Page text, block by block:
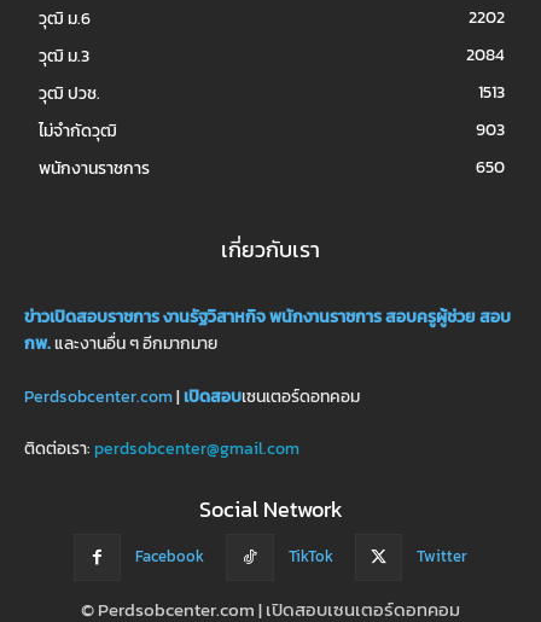
วุฒิ ม.6
2202
วุฒิ ม.3
2084
วุฒิ ปวช.
1513
ไม่จำกัดวุฒิ
903
พนักงานราชการ
650
เกี่ยวกับเรา
ข่าวเปิดสอบราชการงานรัฐวิสาหกิจพนักงานราชการสอบครูผู้ช่วยสอบ
กพ.และงานอื่น ๆ อีกมากมาย
Perdsobcenter.com|เปิดสอบเซนเตอร์ดอทคอม
ติดต่อเรา: perdsobcenter@gmail.com
Social Network
Facebook TikTok Twitter
© Perdsobcenter.com | เปิดสอบเซนเตอร์ดอทคอม